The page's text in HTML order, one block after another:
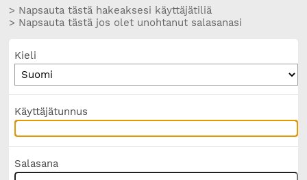
> Napsauta tästä hakeaksesi käyttäjätiliä
> Napsauta tästä jos olet unohtanut salasanasi
Kieli
Käyttäjätunnus
Salasana